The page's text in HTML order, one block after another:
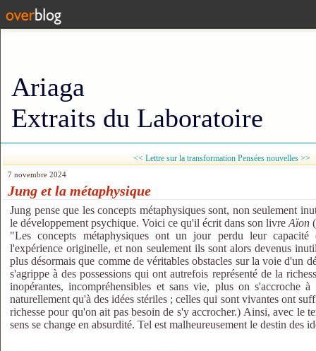
Ariaga
Extraits du Laboratoire
<< Lettre sur la transformation Pensées nouvelles >>
7 novembre 2024
Jung et la métaphysique
Jung pense que les concepts métaphysiques sont, non seulement
le développement psychique. Voici ce qu'il écrit dans son livre Aïon
"Les concepts métaphysiques ont un jour perdu leur capacité
l'expérience originelle, et non seulement ils sont alors devenus
plus désormais que comme de véritables obstacles sur la voie d'un
s'agrippe à des possessions qui ont autrefois représenté de la
inopérantes, incompréhensibles et sans vie, plus on s'accroche
naturellement qu'à des idées stériles ; celles qui sont vivantes ont
richesse pour qu'on ait pas besoin de s'y accrocher.) Ainsi, avec le
sens se change en absurdité. Tel est malheureusement le destin des